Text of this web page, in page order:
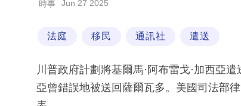
時事 Jun 27 2025
法庭 移民 通訊社 遣送
川普政府計劃將基爾馬·阿布雷戈·加西亞
亞曾錯誤地被送回薩爾瓦多。美國司法部